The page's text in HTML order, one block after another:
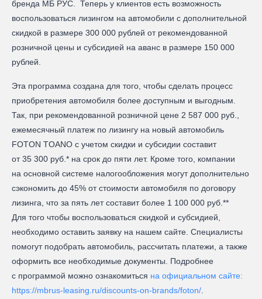
бренда МБ РУС. Теперь у клиентов есть возможность
воспользоваться лизингом на автомобили с дополнительной
скидкой в размере 300 000 рублей от рекомендованной
розничной цены и субсидией на аванс в размере 150 000
рублей.
Эта программа создана для того, чтобы сделать процесс
приобретения автомобиля более доступным и выгодным.
Так, при рекомендованной розничной цене 2 587 000 руб.,
ежемесячный платеж по лизингу на новый автомобиль
FOTON TOANO с учетом скидки и субсидии составит
от 35 300 руб.* на срок до пяти лет. Кроме того, компании
на основной системе налогообложения могут дополнительно
сэкономить до 45% от стоимости автомобиля по договору
лизинга, что за пять лет составит более 1 100 000 руб.**
Для того чтобы воспользоваться скидкой и субсидией,
необходимо оставить заявку на нашем сайте. Специалисты
помогут подобрать автомобиль, рассчитать платежи, а также
оформить все необходимые документы. Подробнее
с программой можно ознакомиться на официальном сайте:
https://mbrus-leasing.ru/discounts-on-brands/foton/